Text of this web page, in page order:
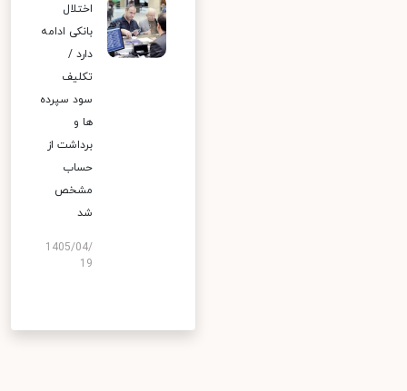
اختلال
بانکی ادامه
دارد /
تکلیف
سود سپرده
ها و
برداشت از
حساب
مشخص
شد
1405/04/
19